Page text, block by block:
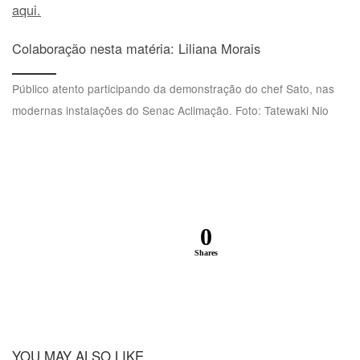
aqui.
Colaboração nesta matéria: Liliana Morais
Público atento participando da demonstração do chef Sato, nas
modernas instalações do Senac Aclimação. Foto: Tatewaki Nio
0
Shares
YOU MAY ALSO LIKE